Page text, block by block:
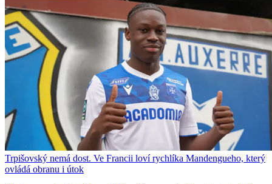
Trpišovský nemá dost. Ve Francii loví rychlíka Mandengueho, který
ovládá obranu i útok